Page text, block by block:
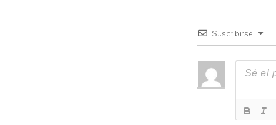
Suscribirse